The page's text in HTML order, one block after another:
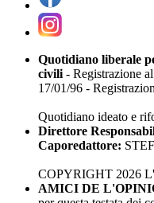
Quotidiano liberale
civili - Registrazione
17/01/96 -
Quotidiano ideato e
Direttore
Caporedattore:
COPYRIGHT 2026
AMICI DE